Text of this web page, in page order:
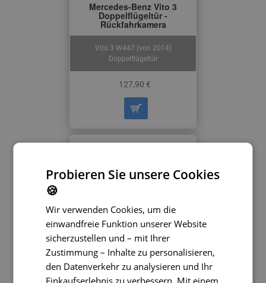
Vito 3 W447 (von 2014)
Doppelflügeltür
Mercedes-Benz Vito 3
Doppelflügeltür -
Rückfahrkamera
127,90 €
Mercedes-Benz Vito 3 -
Rückfahrkamera
Probieren Sie unsere Cookies
🍪
Wir verwenden Cookies, um die
einwandfreie Funktion unserer Website
sicherzustellen und – mit Ihrer
Zustimmung – Inhalte zu personalisieren,
den Datenverkehr zu analysieren und Ihr
Einkaufserlebnis zu verbessern. Mit einem